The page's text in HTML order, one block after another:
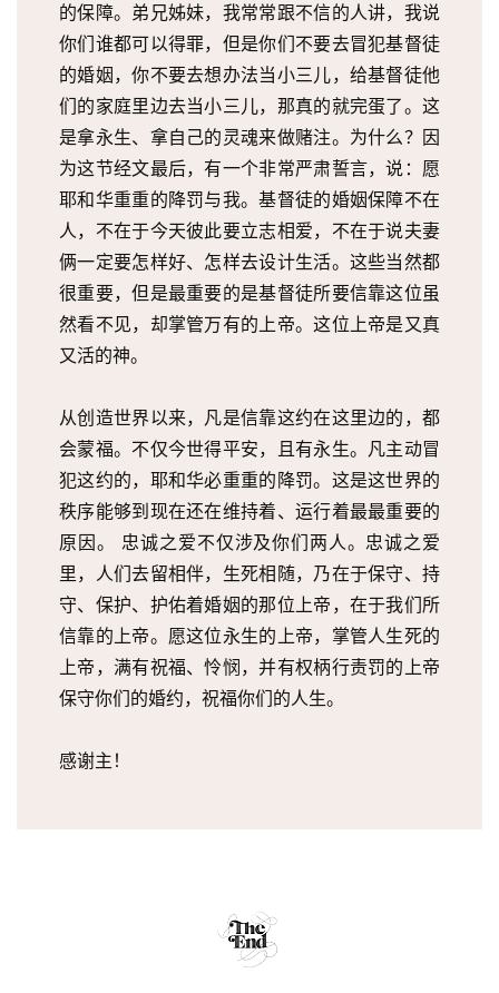
的保障。弟兄姊妹，我常常跟不信的人讲，我说
你们谁都可以得罪，但是你们不要去冒犯基督徒
的婚姻，你不要去想办法当小三儿，给基督徒他
们的家庭里边去当小三儿，那真的就完蛋了。这
是拿永生、拿自己的灵魂来做赌注。为什么？因
为这节经文最后，有一个非常严肃誓言，说：愿
耶和华重重的降罚与我。基督徒的婚姻保障不在
人，不在于今天彼此要立志相爱，不在于说夫妻
俩一定要怎样好、怎样去设计生活。这些当然都
很重要，但是最重要的是基督徒所要信靠这位虽
然看不见，却掌管万有的上帝。这位上帝是又真
又活的神。
从创造世界以来，凡是信靠这约在这里边的，都
会蒙福。不仅今世得平安，且有永生。凡主动冒
犯这约的，耶和华必重重的降罚。这是这世界的
秩序能够到现在还在维持着、运行着最最重要的
原因。 忠诚之爱不仅涉及你们两人。忠诚之爱
里，人们去留相伴，生死相随，乃在于保守、持
守、保护、护佑着婚姻的那位上帝，在于我们所
信靠的上帝。愿这位永生的上帝，掌管人生死的
上帝，满有祝福、怜悯，并有权柄行责罚的上帝
保守你们的婚约，祝福你们的人生。
感谢主！